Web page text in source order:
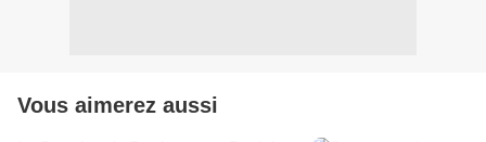
Vous aimerez aussi